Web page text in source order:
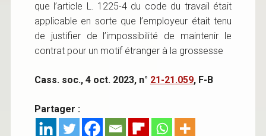
que l’article L. 1225-4 du code du travail était
applicable en sorte que l’employeur était tenu
de justifier de l’impossibilité de maintenir le
contrat pour un motif étranger à la grossesse
Cass. soc., 4 oct. 2023, n° 21-21.059, F-B
Partager :